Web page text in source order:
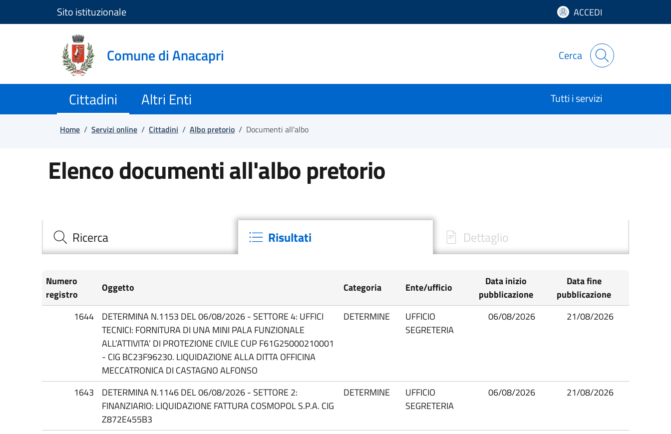
Salta e vai al contenuto
Salta e vai al footer
Sito istituzionale ACCEDI
Comune di Anacapri Cerca
Cittadini Altri Enti Tutti i servizi
Home / Servizi online / Cittadini / Albo pretorio / Documenti all'albo
Elenco documenti all'albo pretorio
Ricerca Risultati Dettaglio
Numero
registro
Oggetto Categoria Ente/ufficio
Data inizio
pubblicazione
Data fine
pubblicazione
1644
DETERMINA N.1153 DEL 06/08/2026 - SETTORE 4: UFFICI
TECNICI: FORNITURA DI UNA MINI PALA FUNZIONALE
ALL’ATTIVITA’ DI PROTEZIONE CIVILE CUP F61G25000210001
- CIG BC23F96230. LIQUIDAZIONE ALLA DITTA OFFICINA
MECCATRONICA DI CASTAGNO ALFONSO
DETERMINE
UFFICIO
SEGRETERIA
06/08/2026 21/08/2026
1643
DETERMINA N.1146 DEL 06/08/2026 - SETTORE 2:
FINANZIARIO: LIQUIDAZIONE FATTURA COSMOPOL S.P.A. CIG
Z872E455B3
DETERMINE
UFFICIO
SEGRETERIA
06/08/2026 21/08/2026